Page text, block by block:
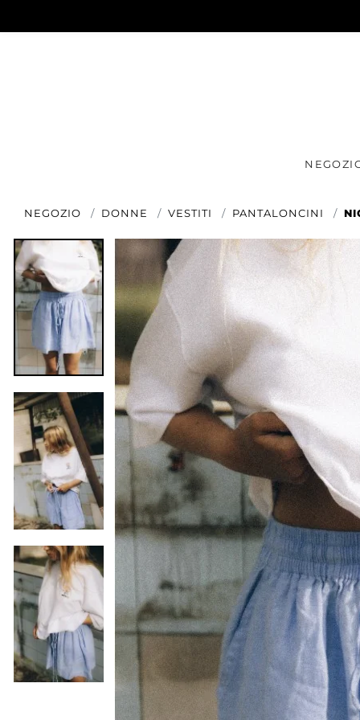
NEGOZIO DONNE VESTITI PANTALONCINI